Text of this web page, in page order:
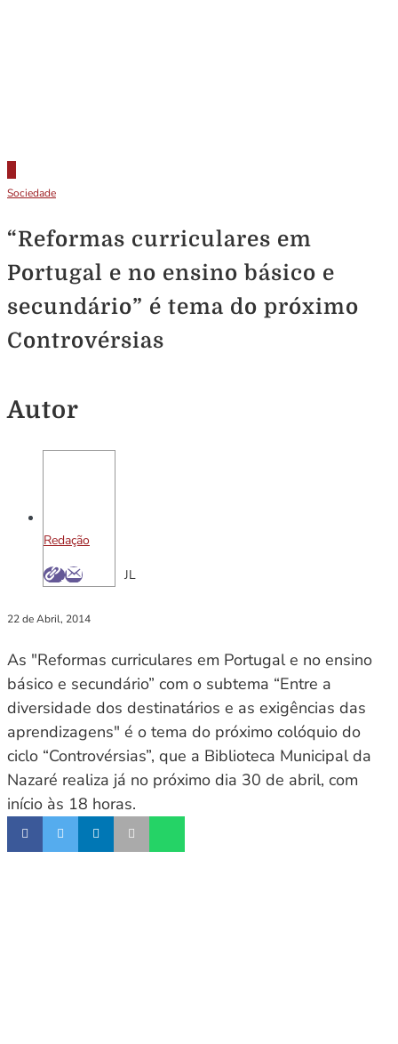
Sociedade
“Reformas curriculares em
Portugal e no ensino básico e
secundário” é tema do próximo
Controvérsias
Autor
Redação
JL
22 de Abril, 2014
As "Reformas curriculares em Portugal e no ensino
básico e secundário” com o subtema “Entre a
diversidade dos destinatários e as exigências das
aprendizagens" é o tema do próximo colóquio do
ciclo “Controvérsias”, que a Biblioteca Municipal da
Nazaré realiza já no próximo dia 30 de abril, com
início às 18 horas.